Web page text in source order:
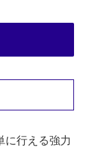
に行える強力